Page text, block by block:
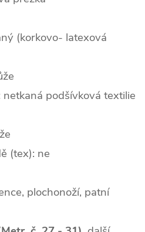
(korkovo- latexová
podšívková textilie
(tex): ne
plochonoží, patní